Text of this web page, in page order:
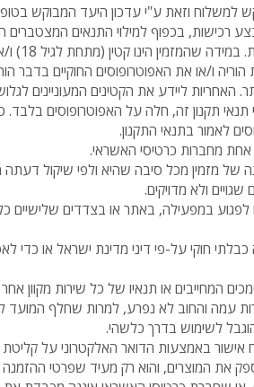
למשלוח וזאת ע"י עדכון היעד המבוקש
רכישות, בכפוף למילוי התנאים המצטברים
המזמין הינו
ו/או את האפוטרופוסים החוקיים בדבר
ליידע את הקטינים המעוניינים
תקנון זה, חלה על האפוטרופוסים
לאמור בתנאי התקנון.
אחת מחברות כרטיסי האשראי.
של מזמין מכל סיבה שהיא ולפי שיקול
ולא מדויקים.
במפעילה, באתר או בצדדים שלישיים
חוקי על-פי דיני מדינת ישראל או כדי
המחייבים או תנאיו של כל שירות מקוון
עמה והחוב לא נפרע, למרות שחלף המועד
לשימוש בדרך כלשהי.
באמצעות הדואר האלקטרוני על
את המוצרים, והוא רק מעיד שפרטי